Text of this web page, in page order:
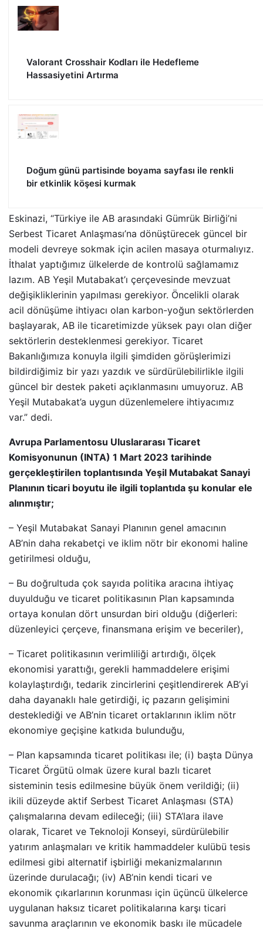
Valorant Crosshair Kodları ile Hedefleme
Hassasiyetini Artırma
Doğum günü partisinde boyama sayfası ile renkli
bir etkinlik köşesi kurmak
Eskinazi, “Türkiye ile AB arasındaki Gümrük Birliği’ni
Serbest Ticaret Anlaşması’na dönüştürecek güncel bir
modeli devreye sokmak için acilen masaya oturmalıyız.
İthalat yaptığımız ülkelerde de kontrolü sağlamamız
lazım. AB Yeşil Mutabakat’ı çerçevesinde mevzuat
değişikliklerinin yapılması gerekiyor. Öncelikli olarak
acil dönüşüme ihtiyacı olan karbon-yoğun sektörlerden
başlayarak, AB ile ticaretimizde yüksek payı olan diğer
sektörlerin desteklenmesi gerekiyor. Ticaret
Bakanlığımıza konuyla ilgili şimdiden görüşlerimizi
bildirdiğimiz bir yazı yazdık ve sürdürülebilirlikle ilgili
güncel bir destek paketi açıklanmasını umuyoruz. AB
Yeşil Mutabakat’a uygun düzenlemelere ihtiyacımız
var.” dedi.
Avrupa Parlamentosu Uluslararası Ticaret
Komisyonunun (INTA) 1 Mart 2023 tarihinde
gerçekleştirilen toplantısında Yeşil Mutabakat Sanayi
Planının ticari boyutu ile ilgili toplantıda şu konular ele
alınmıştır;
– Yeşil Mutabakat Sanayi Planının genel amacının
AB’nin daha rekabetçi ve iklim nötr bir ekonomi haline
getirilmesi olduğu,
– Bu doğrultuda çok sayıda politika aracına ihtiyaç
duyulduğu ve ticaret politikasının Plan kapsamında
ortaya konulan dört unsurdan biri olduğu (diğerleri:
düzenleyici çerçeve, finansmana erişim ve beceriler),
– Ticaret politikasının verimliliği artırdığı, ölçek
ekonomisi yarattığı, gerekli hammaddelere erişimi
kolaylaştırdığı, tedarik zincirlerini çeşitlendirerek AB’yi
daha dayanaklı hale getirdiği, iç pazarın gelişimini
desteklediği ve AB’nin ticaret ortaklarının iklim nötr
ekonomiye geçişine katkıda bulunduğu,
– Plan kapsamında ticaret politikası ile; (i) başta Dünya
Ticaret Örgütü olmak üzere kural bazlı ticaret
sisteminin tesis edilmesine büyük önem verildiği; (ii)
ikili düzeyde aktif Serbest Ticaret Anlaşması (STA)
çalışmalarına devam edileceği; (iii) STA’lara ilave
olarak, Ticaret ve Teknoloji Konseyi, sürdürülebilir
yatırım anlaşmaları ve kritik hammaddeler kulübü tesis
edilmesi gibi alternatif işbirliği mekanizmalarının
üzerinde durulacağı; (iv) AB’nin kendi ticari ve
ekonomik çıkarlarının korunması için üçüncü ülkelerce
uygulanan haksız ticaret politikalarına karşı ticari
savunma araçlarının ve ekonomik baskı ile mücadele